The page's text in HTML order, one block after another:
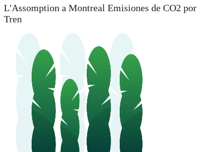
L'Assomption a Montreal Emisiones de CO2 por
Tren